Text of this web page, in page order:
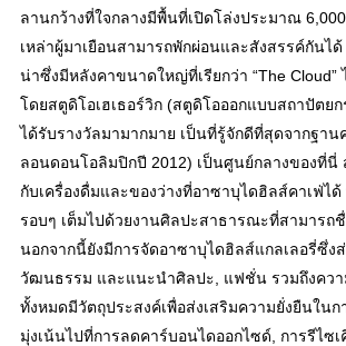
ลานกว้างที่ใจกลางมีพื้นที่เปิดโล่งประมาณ
เหล่าผู้มาเยือนสามารถพักผ่อนและสังสรรค์กันไ
น่าซึ่งมีหลังคาขนาดใหญ่ที่เรียกว่า “The Cloud”
โดยสตูดิโอเฮเธอร์วิก (สตูดิโอออกแบบสถาปัตย
ได้รับรางวัลมามากมาย เป็นที่รู้จักดีที่สุดจากฐาน
ลอนดอนโอลิมปิกปี 2012) เป็นศูนย์กลางของที่นี่
กับเครื่องดื่มและของว่างที่อาซาบุไดฮิลส์คาเฟ่ไ
รอบๆ เต็มไปด้วยงานศิลปะสาธารณะที่สามารถ
นอกจากนี้ยังมีการจัดอาซาบุไดฮิลส์แกลเลอรี่ซึ่งส่
วัฒนธรรม และแนะนำศิลปะ, แฟชั่น รวมถึงควา
ทั้งหมดมีวัตถุประสงค์เพื่อส่งเสริมความยั่งยืนใน
มุ่งเน้นไปที่การลดคาร์บอนไดออกไซด์, การรีไซ